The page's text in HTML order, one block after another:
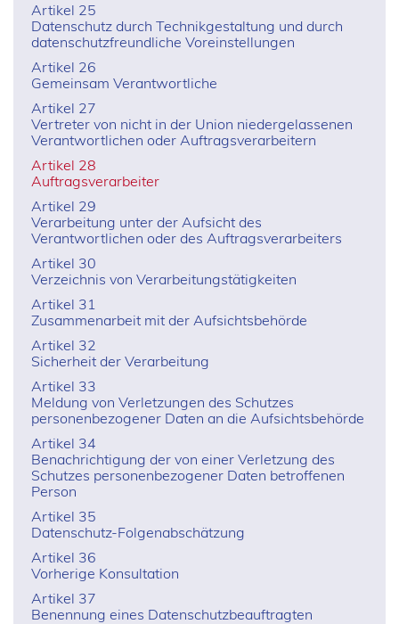
Artikel 25
Datenschutz durch Technikgestaltung und durch
datenschutzfreundliche Voreinstellungen
Artikel 26
Gemeinsam Verantwortliche
Artikel 27
Vertreter von nicht in der Union niedergelassenen
Verantwortlichen oder Auftragsverarbeitern
Artikel 28
Auftragsverarbeiter
Artikel 29
Verarbeitung unter der Aufsicht des
Verantwortlichen oder des Auftragsverarbeiters
Artikel 30
Verzeichnis von Verarbeitungstätigkeiten
Artikel 31
Zusammenarbeit mit der Aufsichtsbehörde
Artikel 32
Sicherheit der Verarbeitung
Artikel 33
Meldung von Verletzungen des Schutzes
personenbezogener Daten an die Aufsichtsbehörde
Artikel 34
Benachrichtigung der von einer Verletzung des
Schutzes personenbezogener Daten betroffenen
Person
Artikel 35
Datenschutz-Folgenabschätzung
Artikel 36
Vorherige Konsultation
Artikel 37
Benennung eines Datenschutzbeauftragten